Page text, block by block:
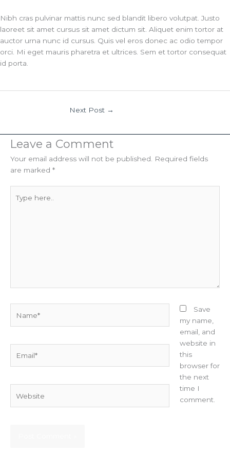
Nibh cras pulvinar mattis nunc sed blandit libero volutpat. Justo
laoreet sit amet cursus sit amet dictum sit. Aliquet enim tortor at
auctor urna nunc id cursus. Quis vel eros donec ac odio tempor
orci. Mi eget mauris pharetra et ultrices. Sem et tortor consequat
id porta.
Next Post →
Leave a Comment
Your email address will not be published.
Required fields
are marked *
here..
Save
my name,
email, and
website in
this
browser for
the next
time I
comment.